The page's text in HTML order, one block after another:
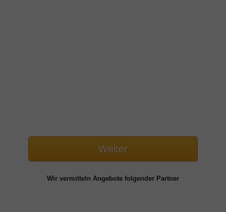
Weiter
Wir vermitteln Angebote folgender Partner